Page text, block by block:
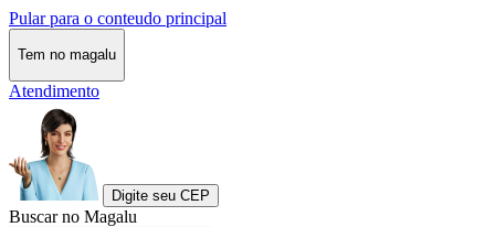
Pular para o conteudo principal
Tem no magalu
Atendimento
Digite seu CEP
Buscar no Magalu